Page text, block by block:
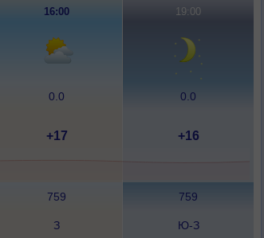
16:00 19:00
0.0 0.0
+17 +16
759 759
З
Ю-З